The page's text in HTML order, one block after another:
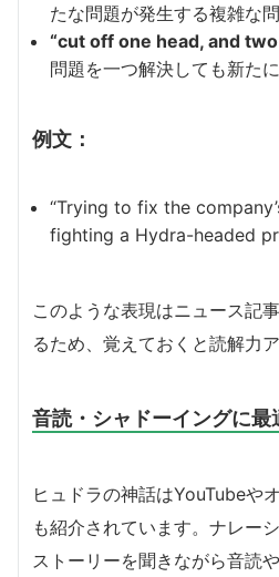
たな問題が発生する複雑な
“cut off one head, and
問題を一つ解決しても新た
例文：
“Trying to fix the
fighting a Hydra-headed
このような表現はニュース記
るため、覚えておくと読解力
音読・シャドーイングに最
ヒュドラの神話はYouTubeや
も紹介されています。ナレー
ストーリーを聞きながら音読